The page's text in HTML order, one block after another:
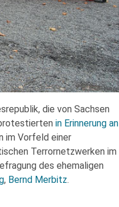
die von Sachsen
in Erinnerung an
im Vorfeld einer
Terrornetzwerken im
des ehemaligen
, Bernd Merbitz.